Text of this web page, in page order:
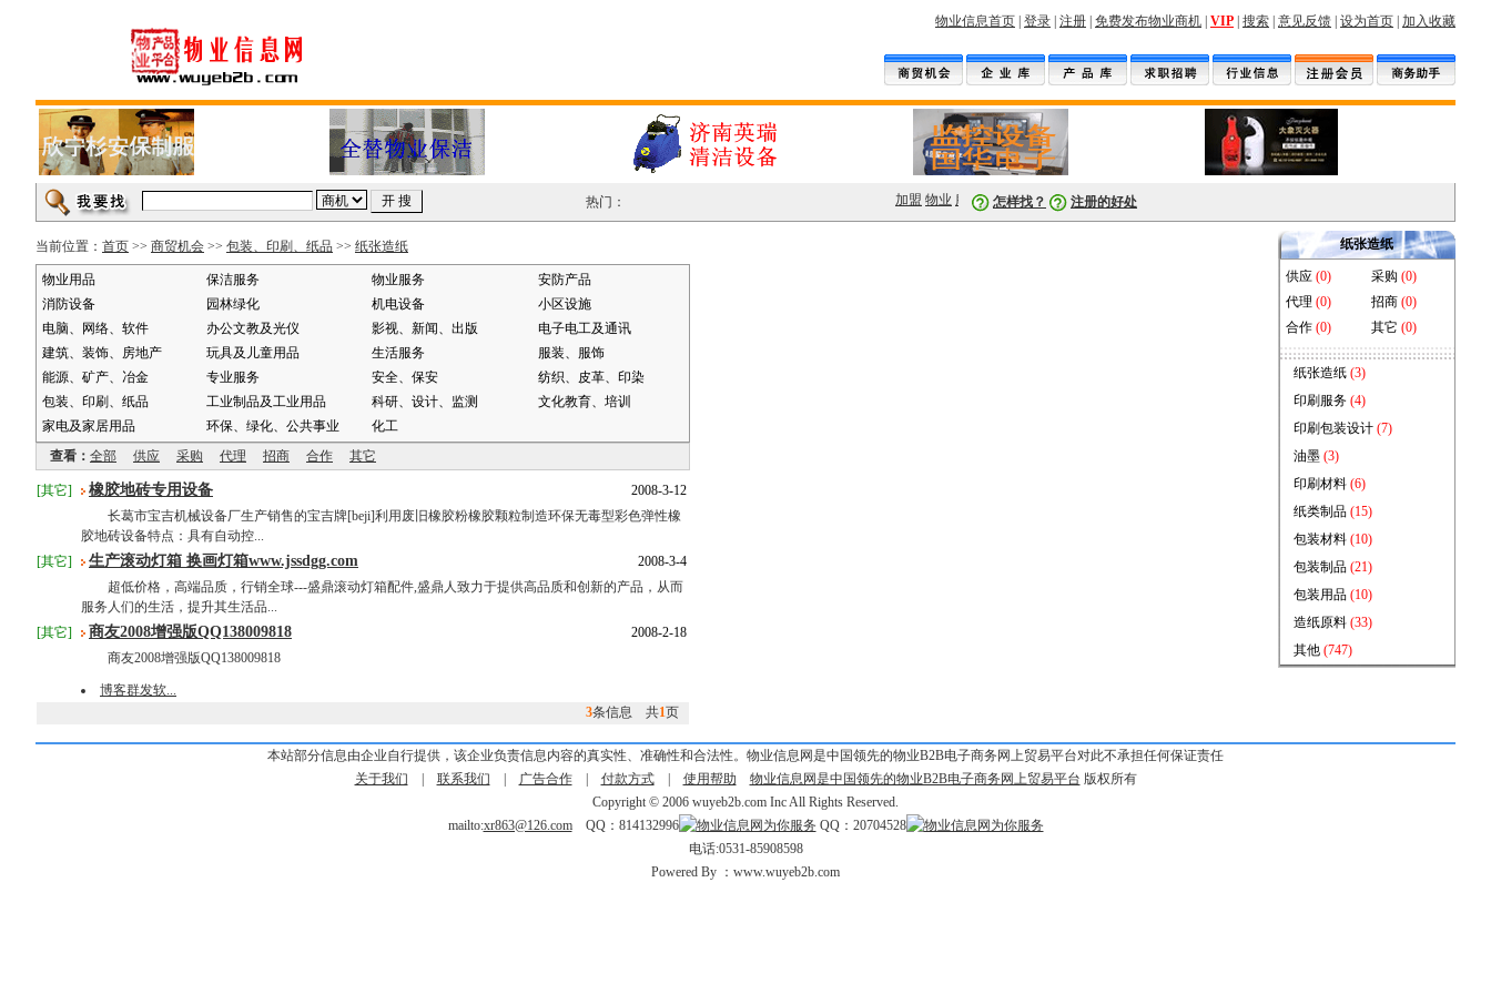
物业信息首页 登录 注册 免费发布物业商机 VIP 搜索 意见反馈 设为首页 加入收藏
热门： 加盟 物业 服装 监控 设备 车库 物业公司 保洁用品
怎样找？ 注册的好处
当前位置： 首页 >> 商贸机会 >> 包装、印刷、纸品 >> 纸张造纸
物业用品 保洁服务 物业服务
安防产品
消防设备
园林绿化 机电设备
小区设施
电脑、网络、软件
办公文教及光仪 影视、新闻、出版
电子电工及通讯
建筑、装饰、房地产
玩具及儿童用品 生活服务
服装、服饰
能源、矿产、冶金
专业服务 安全、保安
纺织、皮革、印染
包装、印刷、纸品
工业制品及工业用品 科研、设计、监测
文化教育、培训
家电及家居用品
环保、绿化、公共事业
化工
查看： 全部 供应 采购 代理 招商 合作 其它
[其它] 橡胶地砖专用设备
2008-3-12
长葛市宝吉机械设备厂生产销售的宝吉牌[beji]利用废旧橡胶粉橡胶颗粒制造环保无毒型彩色弹性橡
胶地砖设备特点：具有自动控...
[其它]
生产滚动灯箱 换画灯箱www.jssdgg.com
2008-3-4
超低价格，高端品质，行销全球---盛鼎滚动灯箱配件,盛鼎人致力于提供高品质和创新的产品，从而
服务人们的生活，提升其生活品...
[其它]
商友2008增强版QQ138009818
2008-2-18
商友2008增强版QQ138009818
博客群发软...
3条信息 共1页
纸张造纸
供应 (0) 采购 (0)
代理 (0) 招商 (0)
合作 (0) 其它 (0)
纸张造纸 (3)
印刷服务 (4)
印刷包装设计 (7)
油墨 (3)
印刷材料 (6)
纸类制品 (15)
包装材料 (10)
包装制品 (21)
包装用品 (10)
造纸原料 (33)
其他 (747)
本站部分信息由企业自行提供，该企业负责信息内容的真实性、准确性和合法性。物业信息网是中国领先的物业B2B电子商务网上贸易平台对此不承担任何保证责任
关于我们
联系我们 广告合作| 付款方式| 使用帮助 物业信息网是中国领先的物业B2B电子商务网上贸易平台 版权所有
Copyright © 2006 wuyeb2b.com Inc All Rights Reserved.
mailto:xr863@126.comQQ：814132996
QQ：20704528
电话:0531-85908598
Powered By ：www.wuyeb2b.com